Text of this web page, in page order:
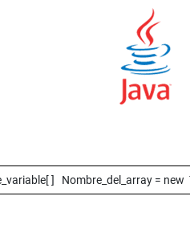
] Nombre_del_array = new